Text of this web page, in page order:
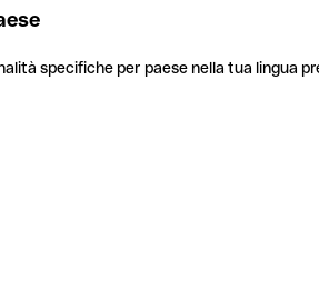
specifiche per paese nella tua lingua